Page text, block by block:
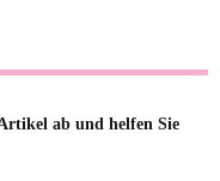
ab und helfen Sie